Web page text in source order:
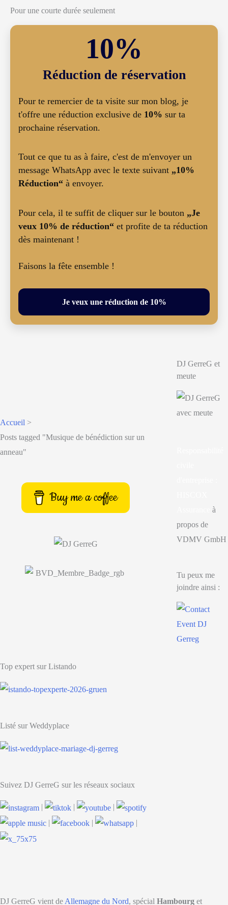
Pour une courte durée seulement
10%
Réduction de réservation
Pour te remercier de ta visite sur mon blog, je
t'offre une réduction exclusive de 10% sur ta
prochaine réservation.
Tout ce que tu as à faire, c'est de m'envoyer un
message WhatsApp avec le texte suivant „10%
Réduction“ à envoyer.
Pour cela, il te suffit de cliquer sur le bouton „Je
veux 10% de réduction“ et profite de ta réduction
dès maintenant !
Faisons la fête ensemble !
Je veux une réduction de 10%
Accueil >
Posts tagged "Musique de bénédiction sur un
anneau"
Buy me a coffee
DJ GerreG et
meute
à
propos de
VDMV GmbH
Tu peux me
joindre ainsi :
Top expert sur Listando
Listé sur Weddyplace
Suivez DJ GerreG sur les réseaux sociaux
| |
|
|
| |
DJ GerreG vient de Allemagne du Nord, spécial Hambourg et